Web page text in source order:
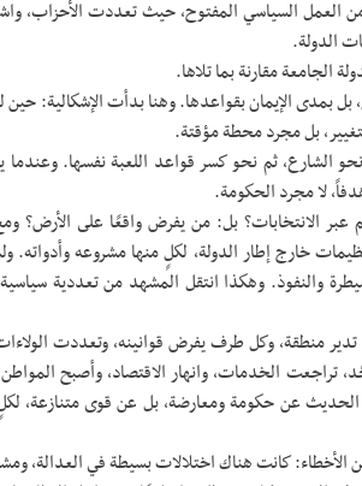
العمل السياسي المفتوح، حيث تعددت الأحزاب،
الدولة.
الجامعة مقارنة بما تلاها.
بل بمدى الإيمان بقواعدها. وهنا بدأت الإشكالية: حين
بل مجرد محطة مؤقتة.
الشارع، ثم نحو كسر قواعد اللعبة نفسها. وعندما
لا مجرد الحكومة.
الانتخابات؟ بل: من يفرض واقعًا على الأرض؟
خارج إطار الدولة، لكلٍ منها مشروعه وأدواته.
والنفوذ. وهكذا انتقل المشهد من تعددية
تدير منطقة، وكل طرف يفرض قوانينه، وتعددت
الخدمات، وانهار الاقتصاد، وأصبح
عن حكومة ومعارضة، بل عن قوى متنازعة،
الأخطاء: كانت هناك اختلالات بسيطة في العدالة،